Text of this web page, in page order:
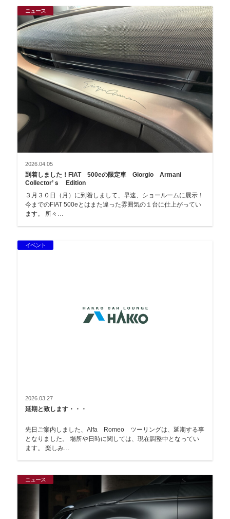
ニュース
2026.04.05
到着しました！FIAT 500eの限定車 Giorgio Armani
Collector’ｓ Edition
３月３０日（月）に到着しまして、早速、ショールームに展示！
今までのFIAT 500eとはまた違った雰囲気の１台に仕上がってい
ます。 所々…
イベント
2026.03.27
延期と致します・・・
先日ご案内しました、Alfa Romeo ツーリングは、延期する事
となりました。 場所や日時に関しては、現在調整中となってい
ます。 楽しみ…
ニュース